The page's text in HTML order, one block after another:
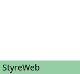
StyreWeb